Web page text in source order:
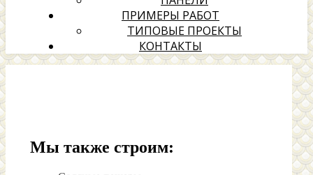
ПРИМЕРЫ РАБОТ
ТИПОВЫЕ ПРОЕКТЫ
КОНТАКТЫ
Мы также строим: